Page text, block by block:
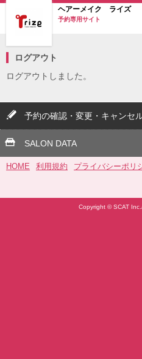
ヘアーメイク ライズ
予約専用サイト
ログアウト
ログアウトしました。
予約の確認・変更・キャンセ
SALON DATA
HOME 利用規約 プライバシーポリ
Copyright © SCAT